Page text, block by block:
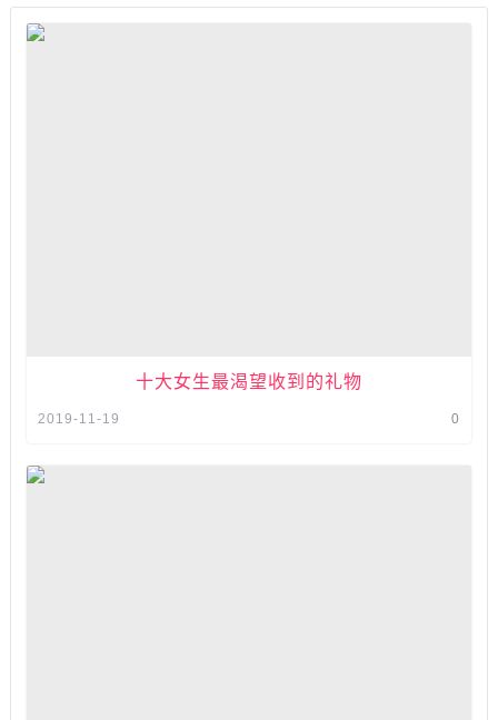
十大女生最渴望收到的礼物
0
2019-11-19